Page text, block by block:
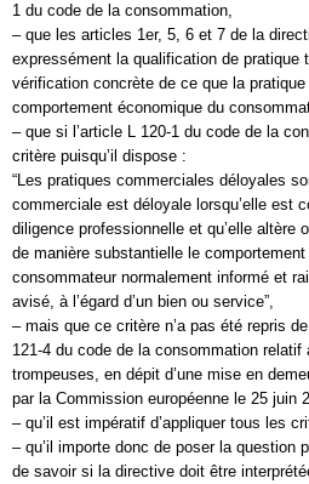
1 du code de la consommation,
– que les articles 1er, 5, 6 et 7 de la
expressément la qualification de pratique
vérification concrète de ce que la
comportement économique du
– que si l’article L 120-1 du code de la
critère puisqu’il dispose :
“Les pratiques commerciales déloyales
commerciale est déloyale lorsqu’elle est
diligence professionnelle et qu’elle altère
de manière substantielle le
consommateur normalement informé et
avisé, à l’égard d’un bien ou service”,
– mais que ce critère n’a pas été repris
121-4 du code de la consommation
trompeuses, en dépit d’une mise en
par la Commission européenne le 25 juin
– qu’il est impératif d’appliquer tous les
– qu’il importe donc de poser la question
de savoir si la directive doit être